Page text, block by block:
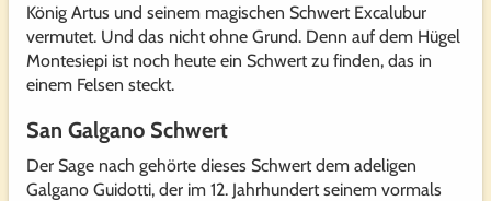
König Artus und seinem magischen Schwert Excalubur
vermutet. Und das nicht ohne Grund. Denn auf dem Hügel
Montesiepi ist noch heute ein Schwert zu finden, das in
einem Felsen steckt.
San Galgano Schwert
Der Sage nach gehörte dieses Schwert dem adeligen
Galgano Guidotti, der im 12. Jahrhundert seinem vormals